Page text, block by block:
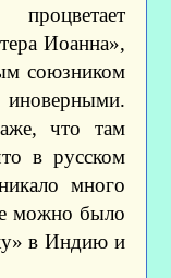
Иоанна»,
союзником
что там
в русском
много
можно было
в Индию и